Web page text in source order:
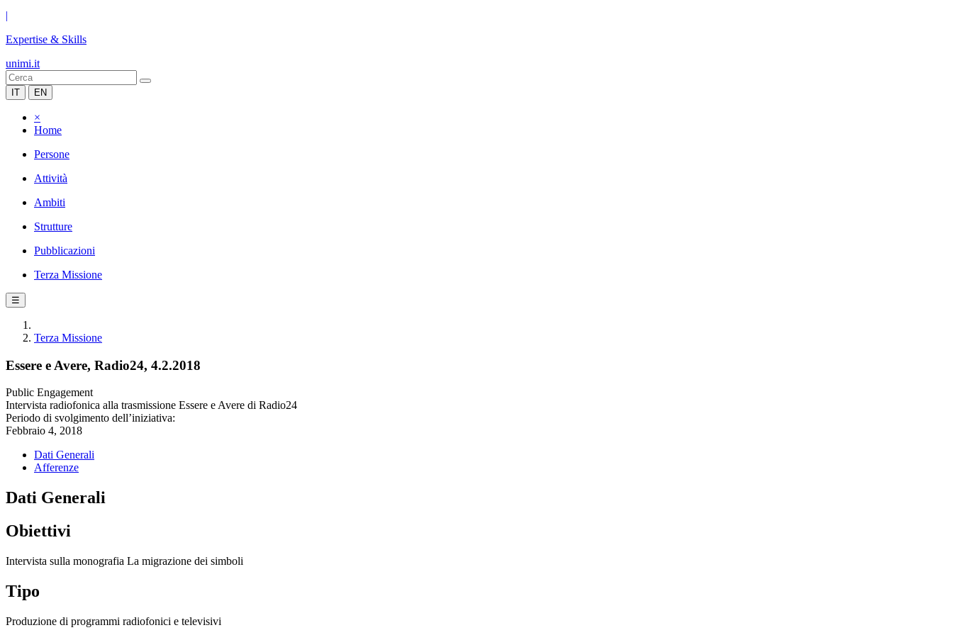
|
Expertise & Skills
unimi.it
IT EN
×
Home
Persone
Attività
Ambiti
Strutture
Pubblicazioni
Terza Missione
☰
Terza Missione
Essere e Avere, Radio24, 4.2.2018
Public Engagement
Intervista radiofonica alla trasmissione Essere e Avere di Radio24
Periodo di svolgimento dell’iniziativa:
Febbraio 4, 2018
Dati Generali
Afferenze
Dati Generali
Obiettivi
Intervista sulla monografia La migrazione dei simboli
Tipo
Produzione di programmi radiofonici e televisivi